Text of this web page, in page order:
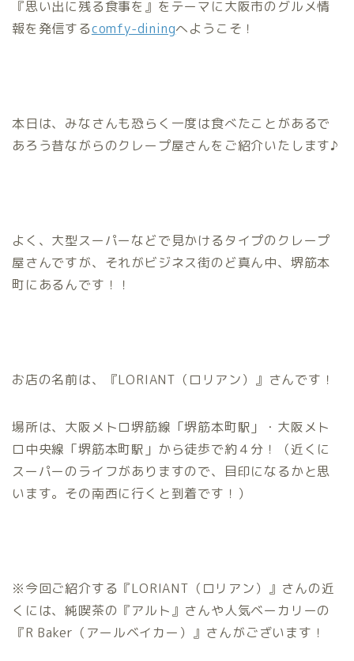
『思い出に残る食事を』をテーマに大阪市のグルメ情
報を発信するcomfy-diningへようこそ！
本日は、みなさんも恐らく一度は食べたことがあるで
あろう昔ながらのクレープ屋さんをご紹介いたします♪
よく、大型スーパーなどで見かけるタイプのクレープ
屋さんですが、それがビジネス街のど真ん中、堺筋本
町にあるんです！！
お店の名前は、『LORIANT（ロリアン）』さんです！
場所は、大阪メトロ堺筋線「堺筋本町駅」・大阪メト
ロ中央線「堺筋本町駅」から徒歩で約４分！（近くに
スーパーのライフがありますので、目印になるかと思
います。その南西に行くと到着です！）
※今回ご紹介する『LORIANT（ロリアン）』さんの近
くには、純喫茶の『アルト』さんや人気ベーカリーの
『R Baker（アールベイカー）』さんがございます！